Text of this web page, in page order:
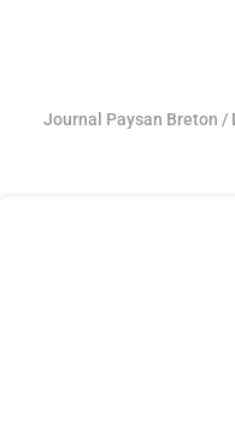
Journal Paysan Breton /